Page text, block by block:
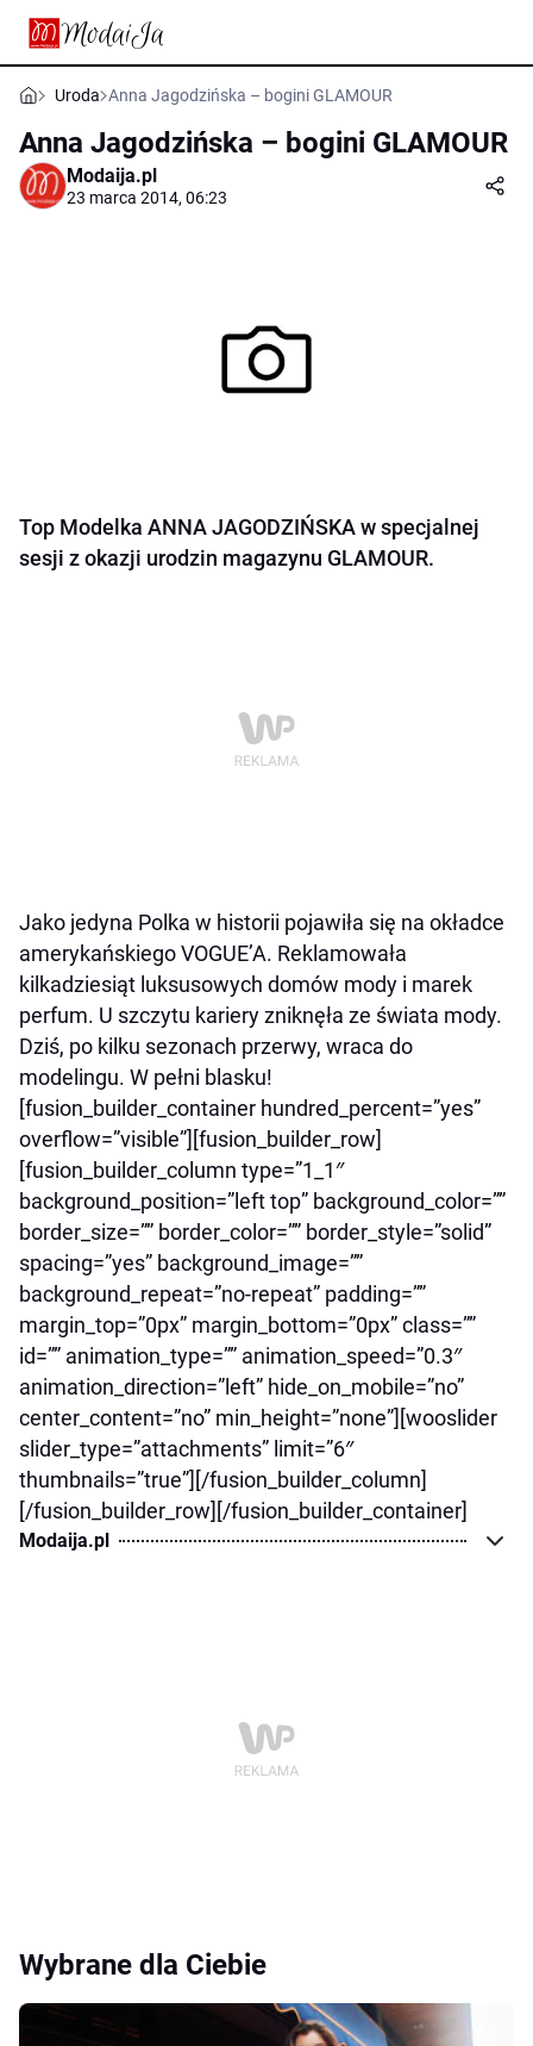
Uroda Anna Jagodzińska – bogini GLAMOUR
Anna Jagodzińska – bogini GLAMOUR
Modaija.pl
23 marca 2014, 06:23
Top Modelka ANNA JAGODZIŃSKA w specjalnej
sesji z okazji urodzin magazynu GLAMOUR.
Jako jedyna Polka w historii pojawiła się na okładce
amerykańskiego VOGUE’A. Reklamowała
kilkadziesiąt luksusowych domów mody i marek
perfum. U szczytu kariery zniknęła ze świata mody.
Dziś, po kilku sezonach przerwy, wraca do
modelingu. W pełni blasku!
[fusion_builder_container hundred_percent=”yes”
overflow=”visible”][fusion_builder_row]
[fusion_builder_column type=”1_1″
background_position=”left top” background_color=””
border_size=”” border_color=”” border_style=”solid”
spacing=”yes” background_image=””
background_repeat=”no-repeat” padding=””
margin_top=”0px” margin_bottom=”0px” class=””
id=”” animation_type=”” animation_speed=”0.3″
animation_direction=”left” hide_on_mobile=”no”
center_content=”no” min_height=”none”][wooslider
slider_type=”attachments” limit=”6″
thumbnails=”true”][/fusion_builder_column]
[/fusion_builder_row][/fusion_builder_container]
Modaija.pl
Wybrane dla Ciebie